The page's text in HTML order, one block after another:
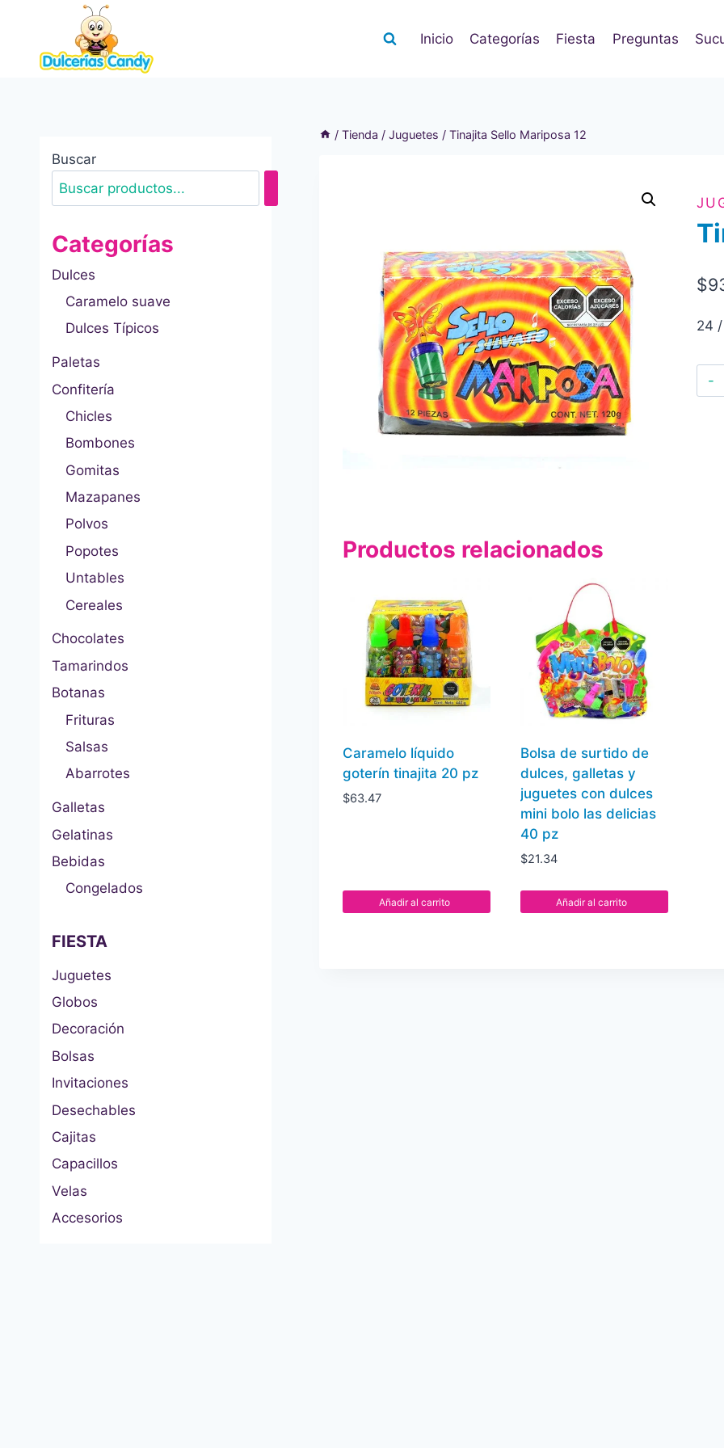
contenido
Inicio Categorías Fiesta Preguntas
/ Tienda / Juguetes / Tinajita Sello Mariposa 12
$
24
Productos relacionados
Caramelo líquido
goterín tinajita 20 pz
$63.47
Añadir al carrito
Bolsa de surtido de
dulces, galletas y
juguetes con dulces
mini bolo las delicias
40 pz
$21.34
Añadir al carrito
Buscar
Categorías
Dulces
Caramelo suave
Dulces Típicos
Paletas
Confitería
Chicles
Bombones
Gomitas
Mazapanes
Polvos
Popotes
Untables
Cereales
Chocolates
Tamarindos
Botanas
Frituras
Salsas
Abarrotes
Galletas
Gelatinas
Bebidas
Congelados
FIESTA
Juguetes
Globos
Decoración
Bolsas
Invitaciones
Desechables
Cajitas
Capacillos
Velas
Accesorios